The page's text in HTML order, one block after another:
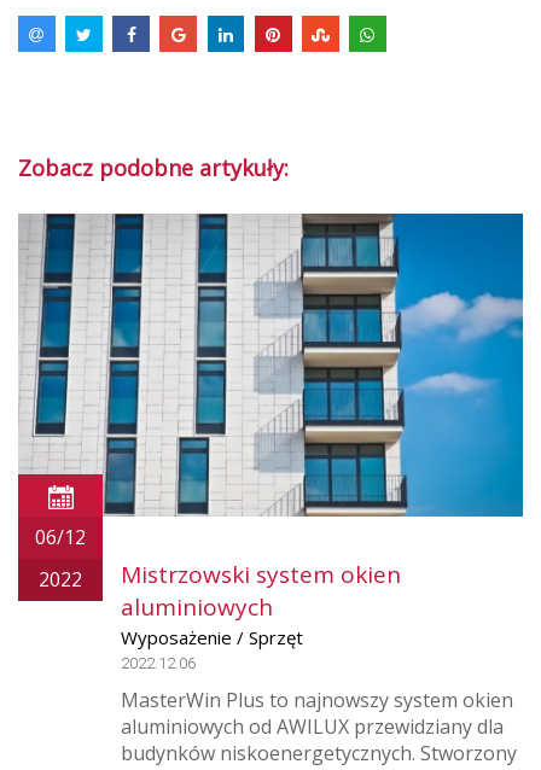
Zobacz podobne artykuły:
06/12
2022
Mistrzowski system okien
aluminiowych
Wyposażenie / Sprzęt
2022.12.06
MasterWin Plus to najnowszy system okien
aluminiowych od AWILUX przewidziany dla
budynków niskoenergetycznych. Stworzony